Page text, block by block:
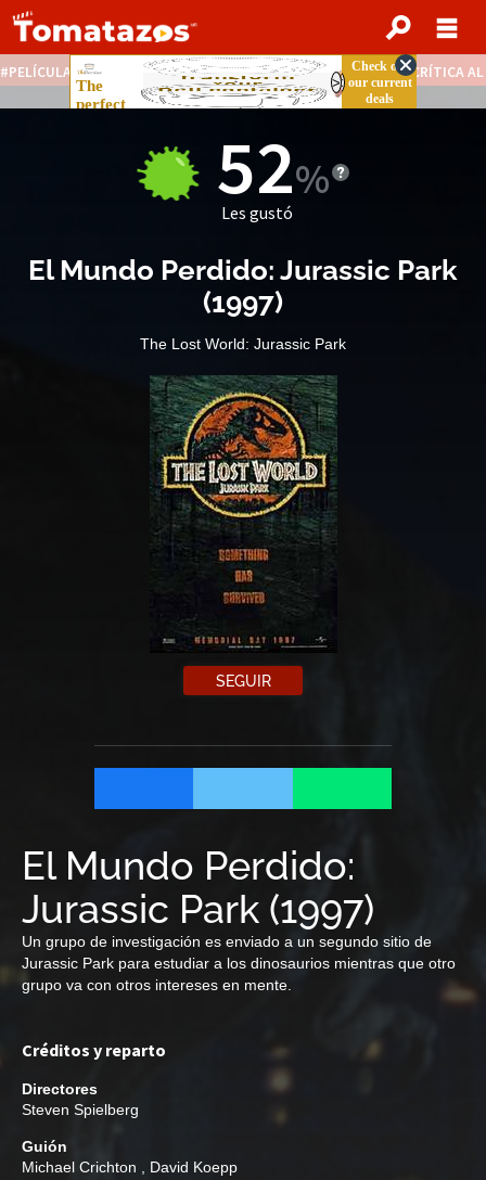
PELÍCULAS STREAMING GRATIS NOTICIAS DESTACADAS CRÍTICA
52
Les gustó
El Mundo Perdido: Jurassic Park
(1997)
The Lost World: Jurassic Park
SEGUIR
El Mundo Perdido:
Jurassic Park (1997)
Un grupo de investigación es enviado a un segundo sitio de
Jurassic Park para estudiar a los dinosaurios mientras que otro
grupo va con otros intereses en mente.
Créditos y reparto
Directores
Steven Spielberg
Guión
Michael Crichton
David Koepp